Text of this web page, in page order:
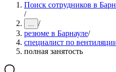
Поиск сотрудников в
/
... /
резюме в Барнауле/
специалист по
полная занятость